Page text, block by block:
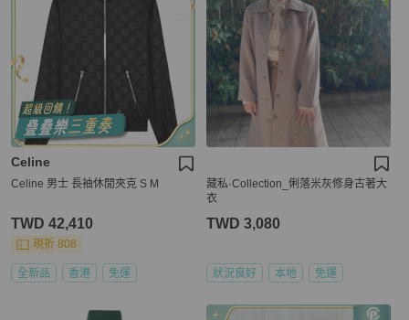
Celine
Celine 男士 長袖休閒夾克 S M
TWD 42,410
現折 808
全新品 香港 免運
藏私·Collection_俐落米灰修身古著大
衣
TWD 3,080
狀況良好 本地 免運